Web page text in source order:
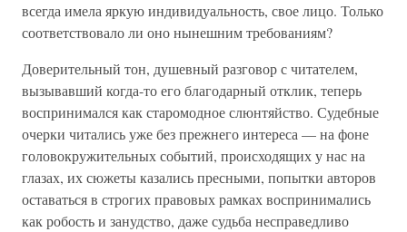
всегда имела яркую индивидуальность, свое лицо. Только
соответствовало ли оно нынешним требованиям?
Доверительный тон, душевный разговор с читателем,
вызывавший когда-то его благодарный отклик, теперь
воспринимался как старомодное слюнтяйство. Судебные
очерки читались уже без прежнего интереса — на фоне
головокружительных событий, происходящих у нас на
глазах, их сюжеты казались пресными, попытки авторов
оставаться в строгих правовых рамках воспринимались
как робость и занудство, даже судьба несправедливо